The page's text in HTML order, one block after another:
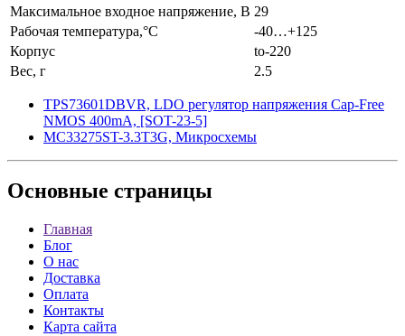
Максимальное входное напряжение, В 29
Рабочая температура,°C
-40…+125
Корпус
to-220
Вес, г
2.5
TPS73601DBVR, LDO регулятор напряжения Cap-Free
NMOS 400mA, [SOT-23-5]
MC33275ST-3.3T3G, Микросхемы
Основные страницы
Главная
Блог
О нас
Доставка
Оплата
Контакты
Карта сайта